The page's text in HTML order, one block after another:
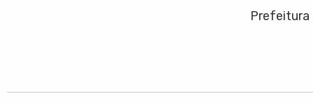
Prefeitura